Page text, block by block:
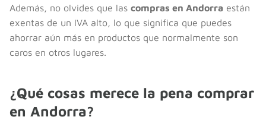
Además, no olvides que las compras en Andorra están
exentas de un IVA alto, lo que significa que puedes
ahorrar aún más en productos que normalmente son
caros en otros lugares.
¿Qué cosas merece la pena comprar
en Andorra?